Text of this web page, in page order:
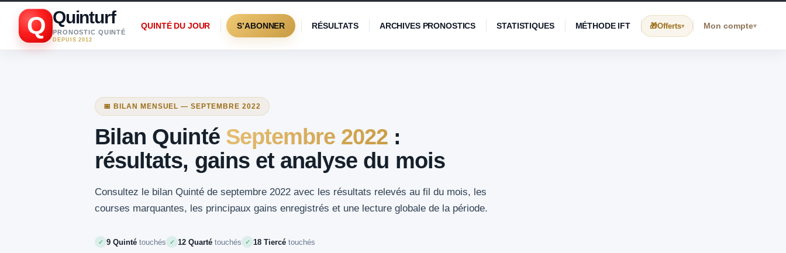
Q Quinturf
PRONOSTIC QUINTÉ
DEPUIS 2012
QUINTÉ DU JOUR S’ABONNER RÉSULTATS ARCHIVES PRONOSTICS STATISTIQUES MÉTHODE IFT Offerts▾ Mon compte▾
📅 BILAN MENSUEL — SEPTEMBRE 2022
Bilan Quinté Septembre 2022 :
résultats, gains et analyse du mois
Consultez le bilan Quinté de septembre 2022 avec les résultats relevés au fil du mois, les
courses marquantes, les principaux gains enregistrés et une lecture globale de la période.
✓ 9 Quinté touchés ✓ 12 Quarté touchés ✓ 18 Tiercé touchés